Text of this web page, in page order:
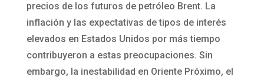
precios de los futuros de petróleo Brent. La
inflación y las expectativas de tipos de interés
elevados en Estados Unidos por más tiempo
contribuyeron a estas preocupaciones. Sin
embargo, la inestabilidad en Oriente Próximo, el